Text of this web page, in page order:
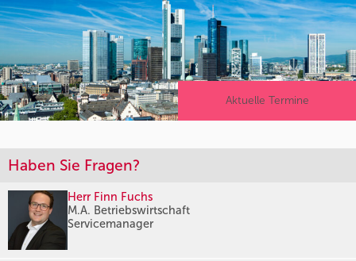
Haben Sie Fragen?
Herr Finn Fuchs
M.A. Betriebswirtschaft
Servicemanager
Aktuelle Termine